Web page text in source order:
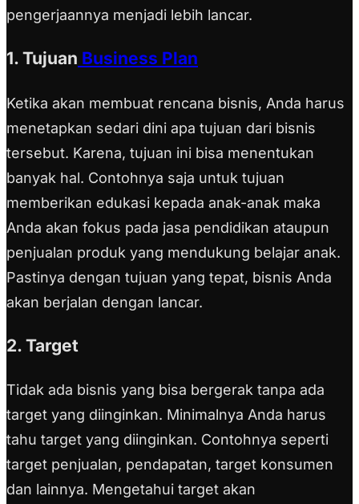
pengerjaannya menjadi lebih lancar.
1. Tujuan Business Plan
Ketika akan membuat rencana bisnis, Anda harus
menetapkan sedari dini apa tujuan dari bisnis
tersebut. Karena, tujuan ini bisa menentukan
banyak hal. Contohnya saja untuk tujuan
memberikan edukasi kepada anak-anak maka
Anda akan fokus pada jasa pendidikan ataupun
penjualan produk yang mendukung belajar anak.
Pastinya dengan tujuan yang tepat, bisnis Anda
akan berjalan dengan lancar.
2. Target
Tidak ada bisnis yang bisa bergerak tanpa ada
target yang diinginkan. Minimalnya Anda harus
tahu target yang diinginkan. Contohnya seperti
target penjualan, pendapatan, target konsumen
dan lainnya. Mengetahui target akan